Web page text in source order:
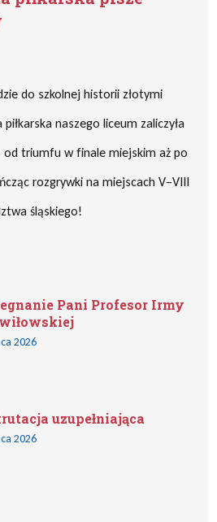
do szkolnej historii złotymi
naszego liceum zaliczyła
od triumfu w finale miejskim aż po
rozgrywki na miejscach V–VIII
śląskiego!
Pani Profesor Irmy
2026
uzupełniająca
2026